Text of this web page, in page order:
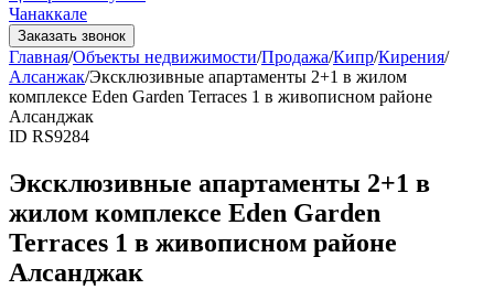
Чанаккале
Заказать звонок
Главная/Объекты недвижимости/Продажа/Кипр/Кирения/
Алсанжак/Эксклюзивные апартаменты 2+1 в жилом
комплексе Eden Garden Terraces 1 в живописном районе
Алсанджак
ID RS9284
Эксклюзивные апартаменты 2+1 в
жилом комплексе Eden Garden
Terraces 1 в живописном районе
Алсанджак